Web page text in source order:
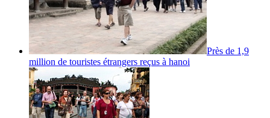
Près de 1,9
million de touristes étrangers reçus à hanoi